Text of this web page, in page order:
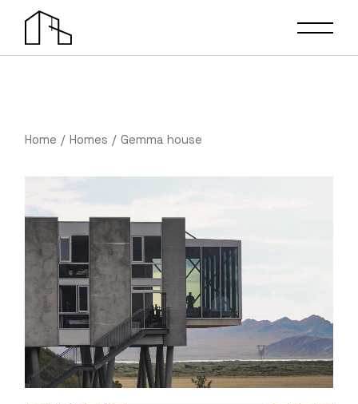
Home Homes Gemma house